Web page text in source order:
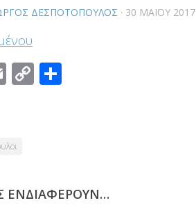
ΔΕΣΠΟΤΌΠΟΥΛΟΣ · 30 ΜΑΪ́ΟΥ 2017
Email
Copy
ΕΝΔΙΑΦΈΡΟΥΝ…